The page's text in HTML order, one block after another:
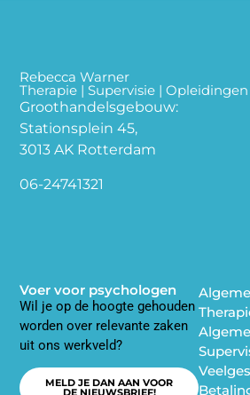
Rebecca Warner
Therapie | Supervisie | Opleidingen
Groothandelsgebouw:
Stationsplein 45,
3013 AK Rotterdam
06-24741321
Voer voor psychologen
Wil je op de hoogte gehouden
worden over relevante zaken
uit ons werkveld?
MELD JE DAN AAN VOOR